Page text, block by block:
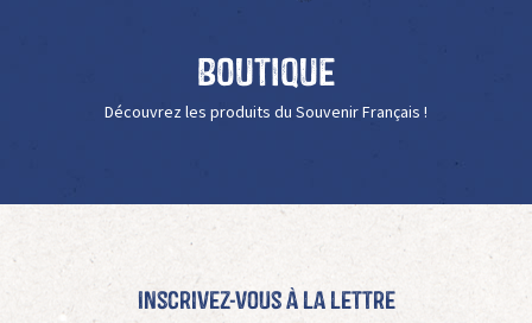
Boutique
Découvrez les produits du Souvenir Français !
Inscrivez-vous à La Lettre